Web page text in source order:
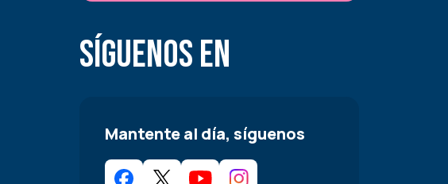
Síguenos en
Mantente al día, síguenos